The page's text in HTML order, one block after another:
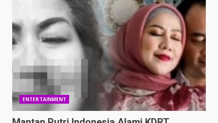
ENTERTAINMENT